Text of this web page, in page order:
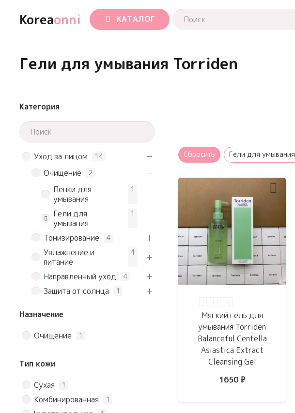
Koreaonni КАТАЛОГ
Гели для умывания Torriden
Категория
Уход за лицом 14
Очищение 2
Пенки для
умывания
1
Гели для
умывания
1
Тонизирование 4
Увлажнение и
питание
4
Направленный уход 4
Защита от солнца 1
Назначение
Очищение
1
Тип кожи
Сухая
1
Комбинированная 1
Сбросить Гели для умывания
Мягкий гель для
умывания Torriden
Balanceful Centella
Asiastica Extract
Cleansing Gel
1650 ₽